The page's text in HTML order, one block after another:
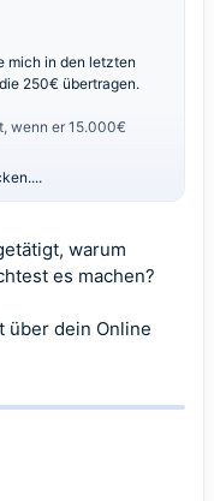
mich in den letzten
250€ übertragen.
wenn er 15.000€
warum
es machen?
über dein Online